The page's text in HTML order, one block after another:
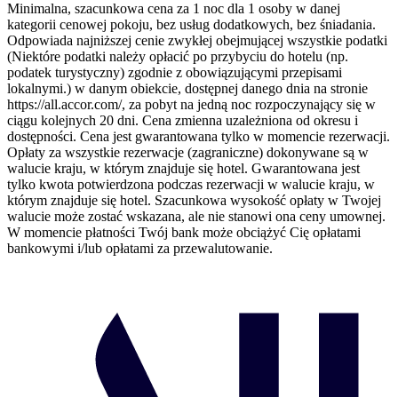
Minimalna, szacunkowa cena za 1 noc dla 1 osoby w danej
kategorii cenowej pokoju, bez usług dodatkowych, bez śniadania.
Odpowiada najniższej cenie zwykłej obejmującej wszystkie podatki
(Niektóre podatki należy opłacić po przybyciu do hotelu (np.
podatek turystyczny) zgodnie z obowiązującymi przepisami
lokalnymi.) w danym obiekcie, dostępnej danego dnia na stronie
https://all.accor.com/, za pobyt na jedną noc rozpoczynający się w
ciągu kolejnych 20 dni. Cena zmienna uzależniona od okresu i
dostępności. Cena jest gwarantowana tylko w momencie rezerwacji.
Opłaty za wszystkie rezerwacje (zagraniczne) dokonywane są w
walucie kraju, w którym znajduje się hotel. Gwarantowana jest
tylko kwota potwierdzona podczas rezerwacji w walucie kraju, w
którym znajduje się hotel. Szacunkowa wysokość opłaty w Twojej
walucie może zostać wskazana, ale nie stanowi ona ceny umownej.
W momencie płatności Twój bank może obciążyć Cię opłatami
bankowymi i/lub opłatami za przewalutowanie.